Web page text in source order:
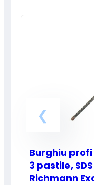
Burghiu
3 pastile,
Richmann